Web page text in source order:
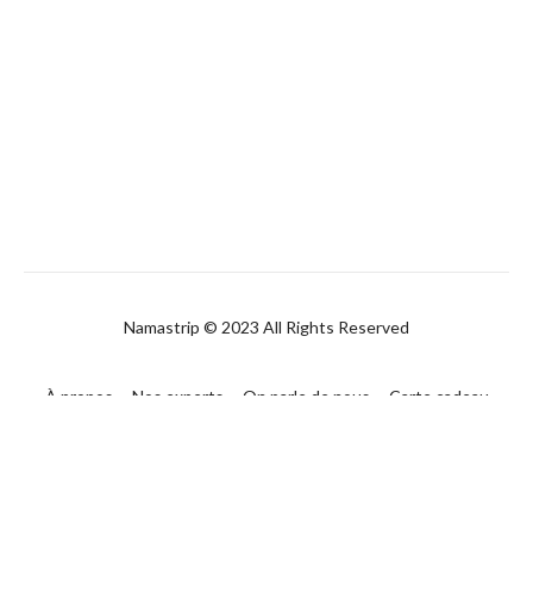
Namastrip © 2023 All Rights Reserved
À propos Nos experts On parle de nous
Carte cadeau